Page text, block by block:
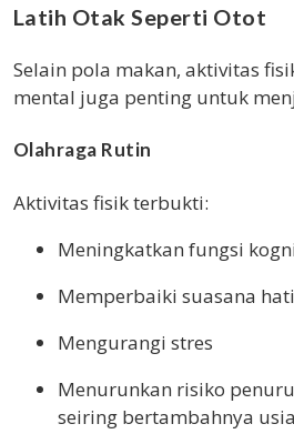
Latih Otak Seperti Otot
Selain pola makan, aktivitas
mental juga penting untuk
Olahraga Rutin
Aktivitas fisik terbukti:
Meningkatkan fungsi
Memperbaiki suasana hati
Mengurangi stres
Menurunkan risiko
seiring bertambahnya usia